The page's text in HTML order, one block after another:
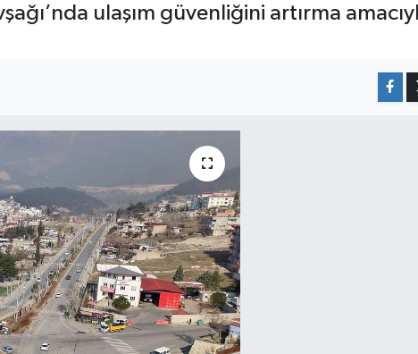
ulaşım güvenliğini artırma